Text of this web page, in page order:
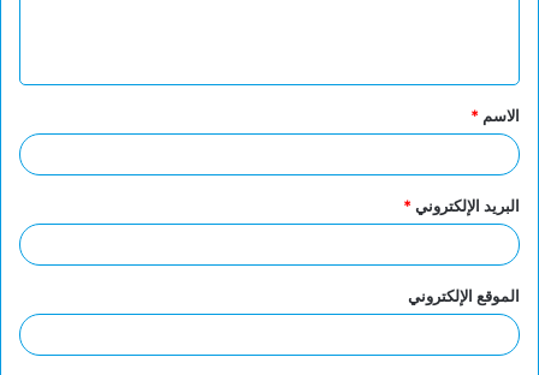
ق
*
الاسم *
البريد الإلكتروني*
الموقع الإلكتروني